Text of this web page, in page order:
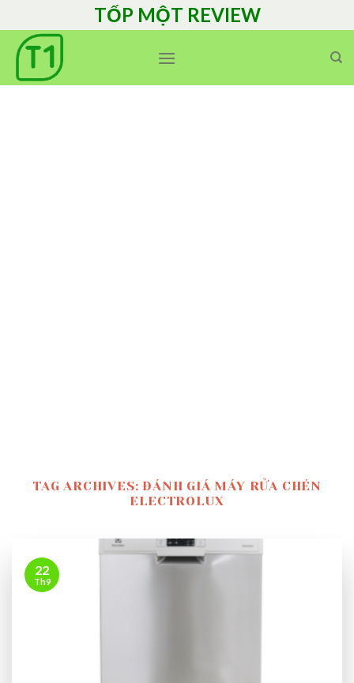
to
content
TỐP MỘT REVIEW
TAG ARCHIVES: ĐÁNH GIÁ MÁY RỬA CHÉN
ELECTROLUX
22
Th9